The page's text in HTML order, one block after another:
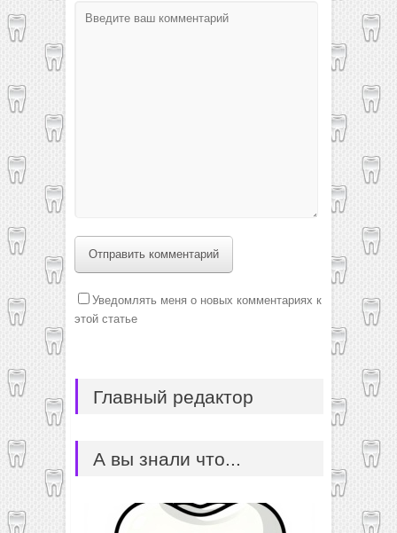
Отправить комментарий
Уведомлять меня о новых комментариях к
этой статье
Главный редактор
А вы знали что...